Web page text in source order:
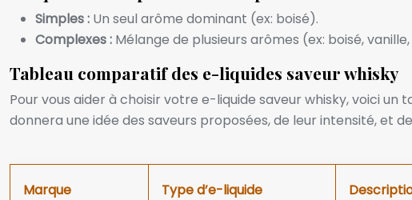
Simples : Un seul arôme dominant (ex: boisé).
Complexes : Mélange de plusieurs arômes (ex: boisé,
Tableau comparatif des e-liquides saveur whisky
Pour vous aider à choisir votre e-liquide saveur whisky, voici
donnera une idée des saveurs proposées, de leur intensité, et
Marque Type d’e-liquide